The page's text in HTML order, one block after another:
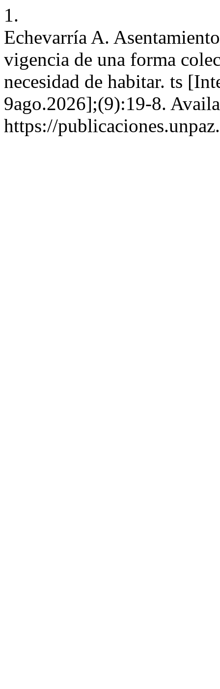
1.
Echevarría A.
vigencia de una forma
necesidad de habitar. ts
9ago.2026];(9):19-8.
https://